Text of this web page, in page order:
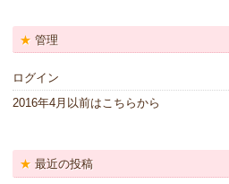
管理
ログイン
2016年4月以前はこちらから
最近の投稿